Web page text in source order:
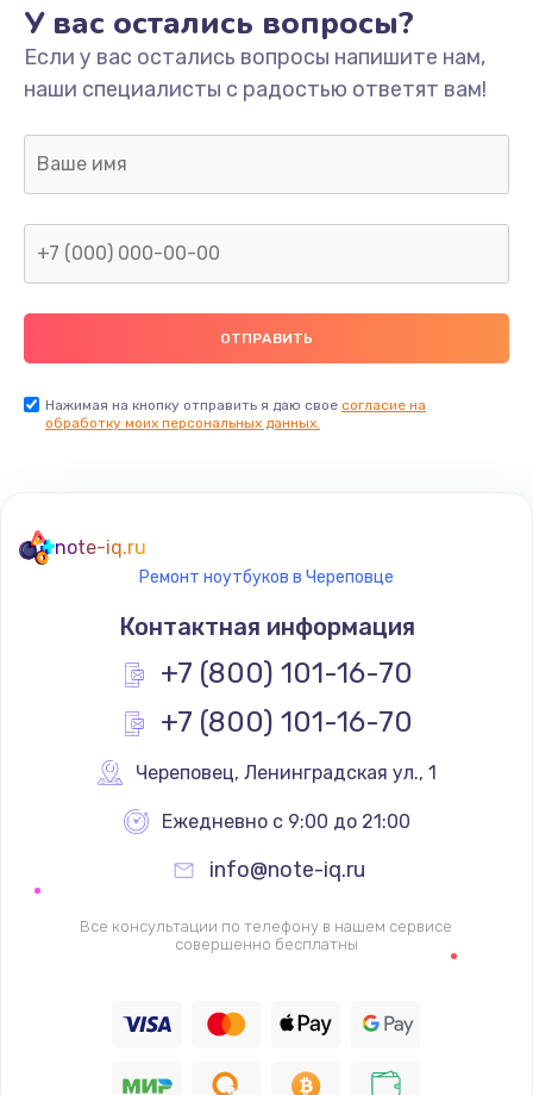
У вас остались вопросы?
Если у вас остались вопросы напишите нам,
наши специалисты с радостью ответят вам!
Нажимая на кнопку отправить я даю свое согласие на
обработку моих персональных данных.
note-iq.ru
Ремонт ноутбуков в Череповце
Контактная информация
+7 (800) 101-16-70
+7 (800) 101-16-70
Череповец, Ленинградская ул., 1
Ежедневно с 9:00 до 21:00
info@note-iq.ru
Все консультации по телефону в нашем сервисе
совершенно бесплатны